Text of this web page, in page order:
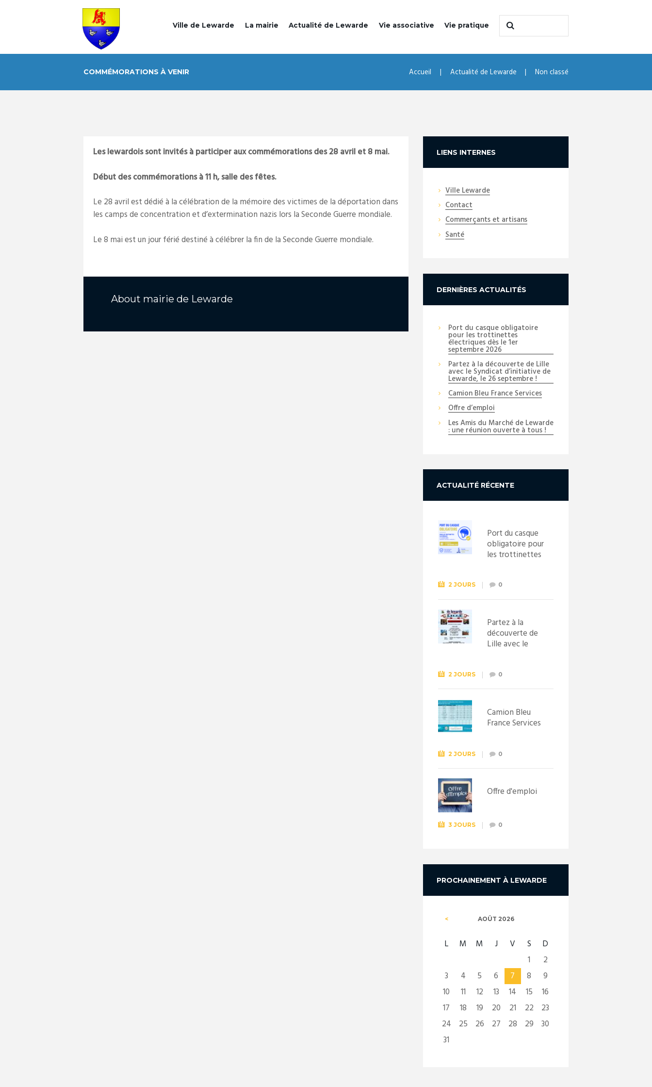
Ville de Lewarde La mairie Actualité de Lewarde Vie associative Vie pratique
COMMÉMORATIONS À VENIR Accueil Actualité de Lewarde Non classé
Les lewardois sont invités à participer aux commémorations des 28 avril et 8 mai.
Début des commémorations à 11 h, salle des fêtes.
Le 28 avril est dédié à la célébration de la mémoire des victimes de la déportation dans
les camps de concentration et d’extermination nazis lors la Seconde Guerre mondiale.
Le 8 mai est un jour férié destiné à célébrer la fin de la Seconde Guerre mondiale.
About mairie de Lewarde
LIENS INTERNES
Ville Lewarde
Contact
Commerçants et artisans
Santé
DERNIÈRES ACTUALITÉS
Port du casque obligatoire
pour les trottinettes
électriques dès le 1er
septembre 2026
Partez à la découverte de Lille
avec le Syndicat d’initiative de
Lewarde, le 26 septembre !
Camion Bleu France Services
Offre d’emploi
Les Amis du Marché de Lewarde
: une réunion ouverte à tous !
ACTUALITÉ RÉCENTE
Port du casque
obligatoire pour
les trottinettes
septembre
2026
2 JOURS 0
Partez à la
découverte de
Lille avec le
Lewarde, le 26
septembre !
2 JOURS 0
Camion Bleu
France Services
2 JOURS 0
Offre d'emploi
3 JOURS 0
PROCHAINEMENT À LEWARDE
AOÛT 2026
L M M J V S
D
1
2
3
4 5 6 7 8
9
10
11 12 13 14 15
16
17
18 19 20 21 22
23
24
25 26 27 28 29
30
31